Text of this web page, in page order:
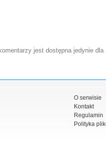
jest dostępna jedynie
O serwisie
Kontakt
Regulamin
Polityka